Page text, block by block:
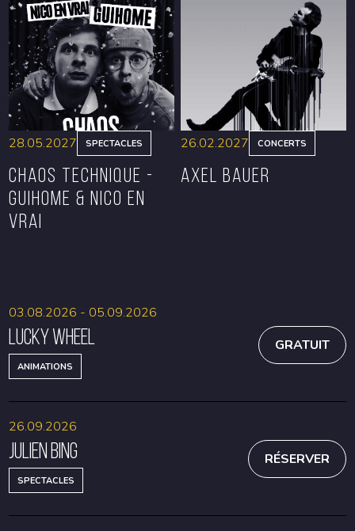
RÉSERVER RÉSERVER
28.05.2027 SPECTACLES
CHAOS TECHNIQUE -
GUIHOME & NICO EN
VRAI
26.02.2027 CONCERTS
Axel Bauer
Lucky Wheel
ANIMATIONS
03.08.2026 - 05.09.2026
GRATUIT
Julien Bing
SPECTACLES
26.09.2026
RÉSERVER